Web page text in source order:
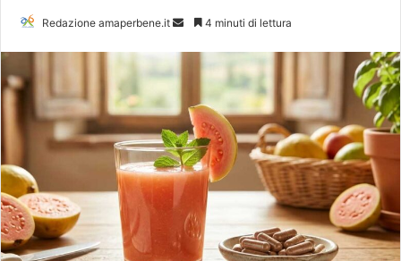
Redazione amaperbene.it
a
u
n
'
m
4 minuti di lettura